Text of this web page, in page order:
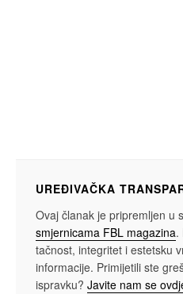
UREĐIVAČKA
Ovaj članak je pripremljen u
smjernicama FBL magazina.
tačnost, integritet i estetsku
informacije. Primijetili ste
ispravku? Javite nam se